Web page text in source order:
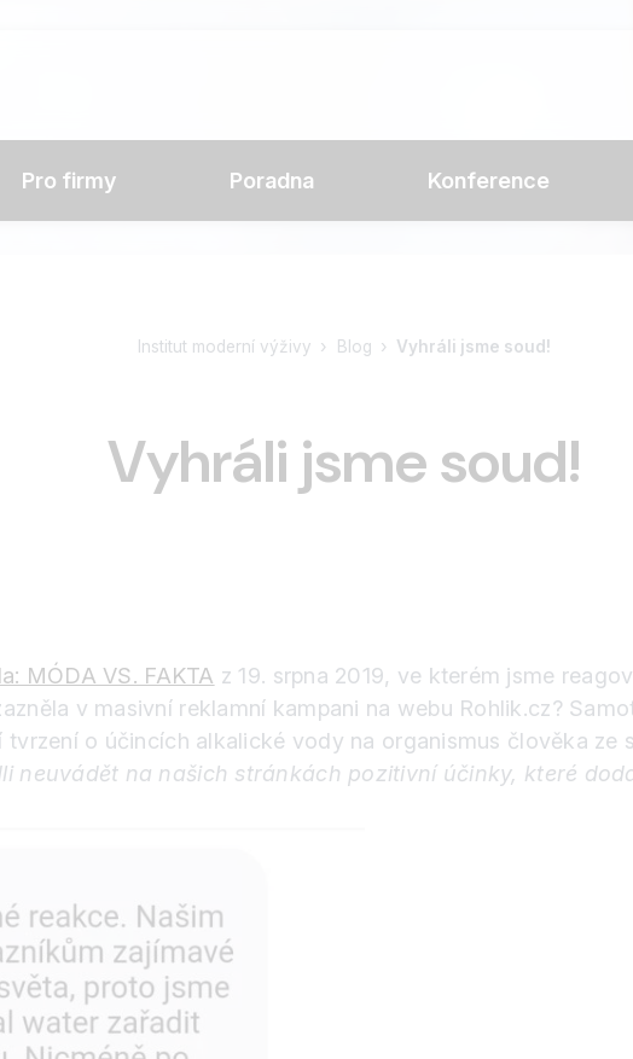
Pro firmy Poradna Konference
Institut moderní výživy Blog Vyhráli jsme soud!
Vyhráli jsme soud!
MÓDA VS. FAKTA z 19. srpna 2019, ve kterém jsme
v masivní reklamní kampani na webu Rohlik.cz?
o účincích alkalické vody na organismus člověka ze
neuvádět na našich stránkách pozitivní účinky, které